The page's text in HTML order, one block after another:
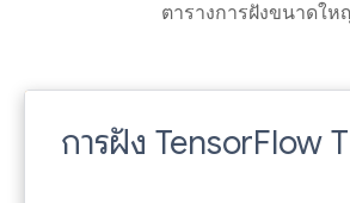
ตารางการฝังขนาดให
การฝัง TensorFlow